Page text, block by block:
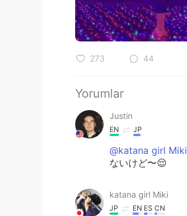
273 44
Yorumlar
Justin
EN JP
@katana girl Miki
ないけど〜😌
katana girl Miki
JP EN ES CN